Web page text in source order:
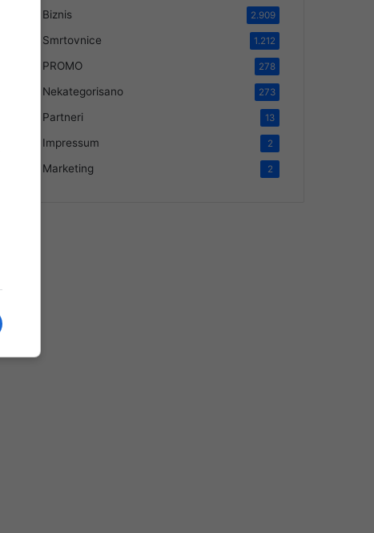
Biznis 2.909
Smrtovnice 1.212
PROMO 278
Nekategorisano 273
Partneri 13
Impressum 2
Marketing 2